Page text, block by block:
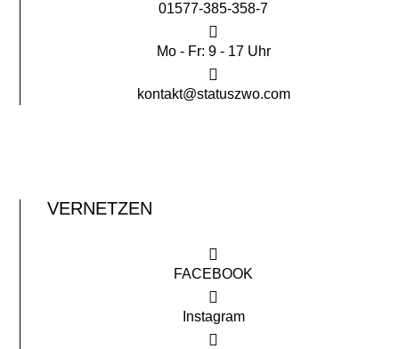
01577-385-358-7
Mo - Fr: 9 - 17 Uhr
kontakt@statuszwo.com
VERNETZEN
FACEBOOK
Instagram